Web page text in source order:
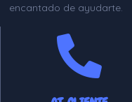
encantado de ayudarte.